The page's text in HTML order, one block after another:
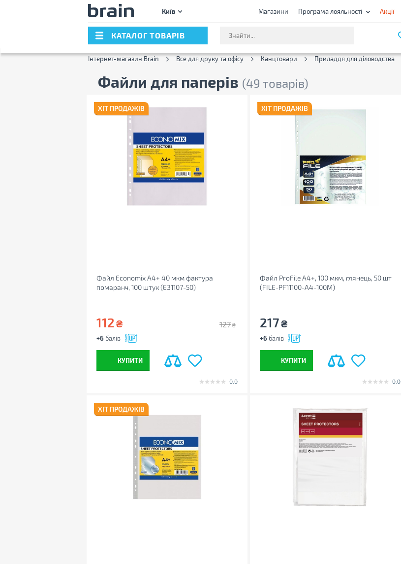
Київ Магазини Програма лояльності Акції
КАТАЛОГ ТОВАРІВ
Інтернет-магазин Brain Все для друку та офісу Канцтовари Приладдя для діловодства
Файли для паперів (49 товарів)
ХІТ ПРОДАЖІВ
Файл Economix А4+ 40 мкм фактура
помаранч, 100 штук (E31107-50)
112₴ 127 ₴
+6 балів
КУПИТИ
0.0
ХІТ ПРОДАЖІВ
Файл ProFile А4+, 100 мкм, глянець, 50 шт
(FILE-PF11100-A4-100M)
217₴
+6 балів
КУПИТИ
0.0
ХІТ ПРОДАЖІВ